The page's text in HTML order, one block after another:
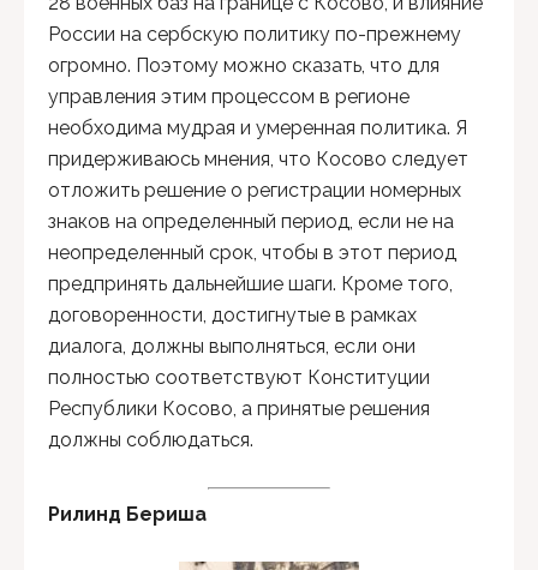
России на сербскую политику по-прежнему
огромно. Поэтому можно сказать, что для
управления этим процессом в регионе
необходима мудрая и умеренная политика. Я
придерживаюсь мнения, что Косово следует
отложить решение о регистрации номерных
знаков на определенный период, если не на
неопределенный срок, чтобы в этот период
предпринять дальнейшие шаги. Кроме того,
договоренности, достигнутые в рамках
диалога, должны выполняться, если они
полностью соответствуют Конституции
Республики Косово, а принятые решения
должны соблюдаться.
Рилинд Бериша